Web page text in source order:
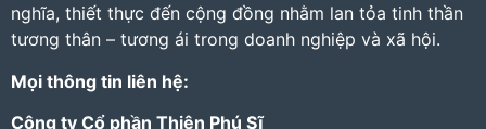
nghĩa, thiết thực đến cộng đồng nhằm lan tỏa tinh thần
tương thân – tương ái trong doanh nghiệp và xã hội.
Mọi thông tin liên hệ:
Công ty Cổ phần Thiện Phú Sĩ